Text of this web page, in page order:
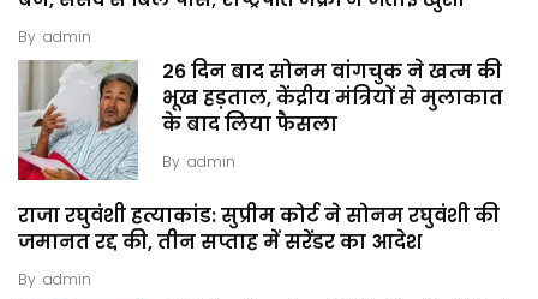
By admin
26 दिन बाद सोनम वांगचुक ने खत्म की
भूख हड़ताल, केंद्रीय मंत्रियों से मुलाकात
के बाद लिया फैसला
By admin
राजा रघुवंशी हत्याकांड: सुप्रीम कोर्ट ने सोनम रघुवंशी की
जमानत रद्द की, तीन सप्ताह में सरेंडर का आदेश
By admin